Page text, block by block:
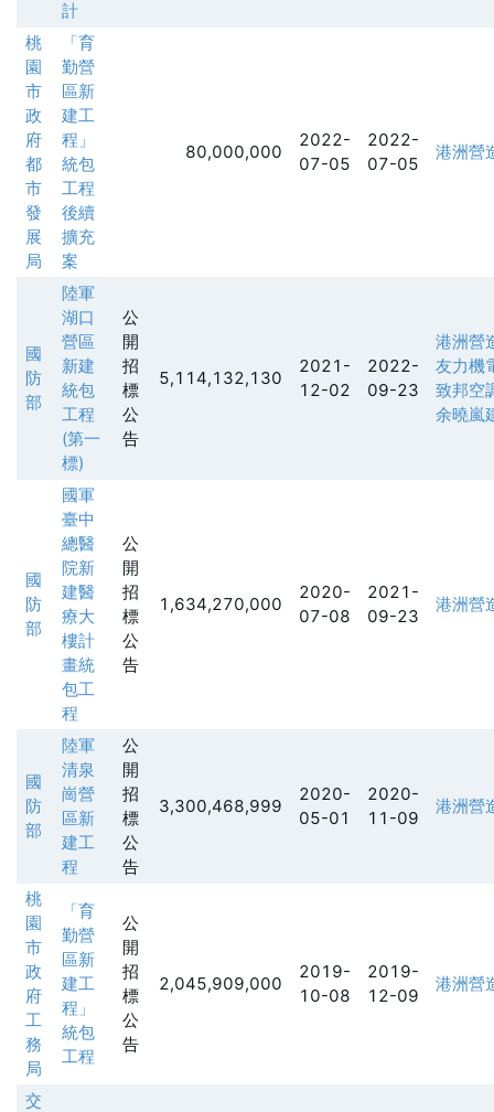
計
桃
園
市
政
府
都
市
發
展
局
「育
勤營
區新
建工
程」
統包
工程
後續
擴充
案
80,000,000
2022-
07-05
2022-
07-05
港洲營
國
防
部
陸軍
湖口
營區
新建
統包
工程
(第一
標)
公
開
招
標
公
告
5,114,132,130
2021-
12-02
2022-
09-23
港洲營
友力機
致邦空
余曉嵐
國
防
部
國軍
臺中
總醫
院新
建醫
療大
樓計
畫統
包工
程
公
開
招
標
公
告
1,634,270,000
2020-
07-08
2021-
09-23
港洲營
國
防
部
陸軍
清泉
崗營
區新
建工
程
公
開
招
標
公
告
3,300,468,999
2020-
05-01
2020-
11-09
港洲營
桃
園
市
政
府
工
務
局
「育
勤營
區新
建工
程」
統包
工程
公
開
招
標
公
告
2,045,909,000
2019-
10-08
2019-
12-09
港洲營
交